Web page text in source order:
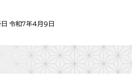
令和7年4月9日